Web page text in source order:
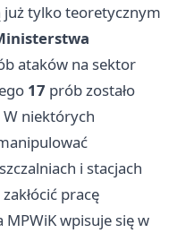
tylko teoretycznym
ataków na sektor
17 prób zostało
niektórych
i stacjach
pracę
wpisuje się w